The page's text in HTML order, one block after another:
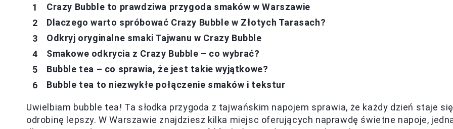
Crazy Bubble to prawdziwa przygoda smaków w Warszawie
Dlaczego warto spróbować Crazy Bubble w Złotych Tarasach?
Odkryj oryginalne smaki Tajwanu w Crazy Bubble
Smakowe odkrycia z Crazy Bubble – co wybrać?
Bubble tea – co sprawia, że jest takie wyjątkowe?
Bubble tea to niezwykłe połączenie smaków i tekstur
Uwielbiam bubble tea! Ta słodka przygoda z tajwańskim napojem sprawia, że każdy dzień staje się
odrobinę lepszy. W Warszawie znajdziesz kilka miejsc oferujących naprawdę świetne napoje,